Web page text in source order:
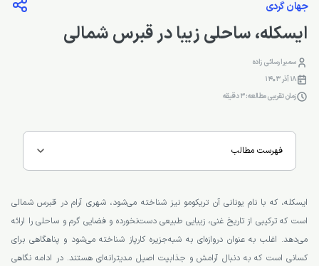
جهان گردی
ایسکله، ساحلی زیبا در قبرس شمالی
سمیرا رسائی زاده
18 آذر 1403
زمان تقریبی مطالعه: 3 دقیقه
فهرست مطالب
ایسکله، که با نام یونانی آن تریکومو نیز شناخته می‌شود، شهری آرام در قبرس شمالی
است که ترکیبی از تاریخ غنی، زیبایی طبیعی دست‌نخورده و فضایی گرم و ساحلی را ارائه
می‌دهد. اغلب به عنوان دروازه‌ای به شبه‌جزیره کارپاز شناخته می‌شود و پناهگاهی برای
کسانی است که به دنبال آرامش و جذابیت اصیل مدیترانه‌ای هستند. در ادامه نگاهی